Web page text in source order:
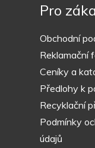
Pro
Obchodní
Reklamační
Ceníky a
Předlohy k
Recyklační
Podmínky
údajů